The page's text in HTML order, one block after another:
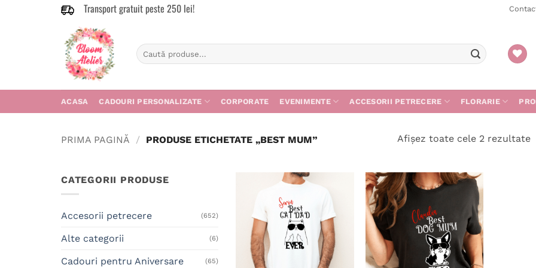
Transport gratuit peste 250 lei!
Caută
după:
ACASA CADOURI PERSONALIZATE CORPORATE EVENIMENTE ACCESORII PETRECERE FLORARIE
PRIMA PAGINĂ / PRODUSE ETICHETATE „BEST MUM” Afișez toate cele 2 rezultate
CATEGORII PRODUSE
Accesorii petrecere (652)
Alte categorii (6)
Cadouri pentru Aniversare (65)
Adaugă
în
wishlist
Adaugă
wishlist